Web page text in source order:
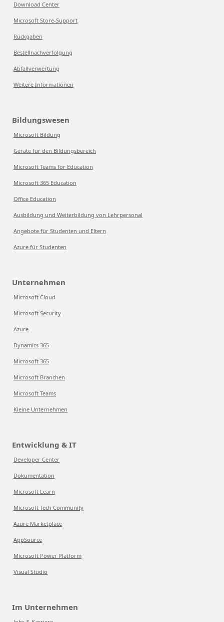
Download Center
Microsoft Store-Support
Rückgaben
Bestellnachverfolgung
Abfallverwertung
Weitere Informationen
Bildungswesen
Microsoft Bildung
Geräte für den Bildungsbereich
Microsoft Teams for Education
Microsoft 365 Education
Office Education
Ausbildung und Weiterbildung von Lehrpersonal
Angebote für Studenten und Eltern
Azure für Studenten
Unternehmen
Microsoft Cloud
Microsoft Security
Azure
Dynamics 365
Microsoft 365
Microsoft Branchen
Microsoft Teams
Kleine Unternehmen
Entwicklung & IT
Developer Center
Dokumentation
Microsoft Learn
Microsoft Tech Community
Azure Marketplace
AppSource
Microsoft Power Platform
Visual Studio
Im Unternehmen